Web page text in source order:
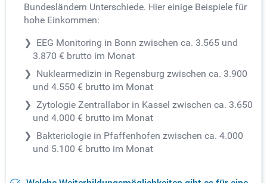
Bundesländern Unterschiede. Hier einige Beispiele für
hohe Einkommen:
EEG Monitoring in Bonn zwischen ca. 3.565 und
3.870 € brutto im Monat
Nuklearmedizin in Regensburg zwischen ca. 3.900
und 4.550 € brutto im Monat
Zytologie Zentrallabor in Kassel zwischen ca. 3.650
und 4.000 € brutto im Monat
Bakteriologie in Pfaffenhofen zwischen ca. 4.000
und 5.100 € brutto im Monat